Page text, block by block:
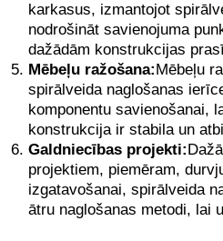
karkasus, izmantojot
nodrošināt savienojuma
dažādām konstrukcijas
Mēbeļu ražošana:Mēbeļu
spirālveida naglošanas
komponentu savienošanai,
konstrukcija ir stabila un
Galdniecības projekti:
projektiem, piemēram,
izgatavošanai, spirālveida
ātru naglošanas metodi, lai